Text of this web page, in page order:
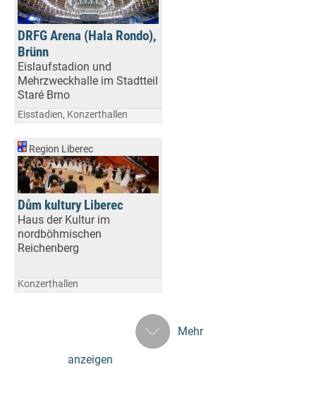
DRFG Arena (Hala Rondo),
Brünn
Eislaufstadion und
Mehrzweckhalle im Stadtteil
Staré Brno
Eisstadien, Konzerthallen
Region Liberec
Dům kultury Liberec
Haus der Kultur im
nordböhmischen
Reichenberg
Konzerthallen
Mehr
anzeigen